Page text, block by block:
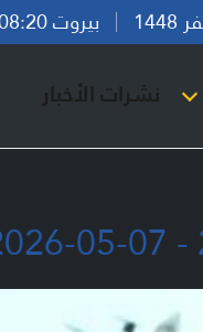
بيروت 08:20
نشرات الأخبار